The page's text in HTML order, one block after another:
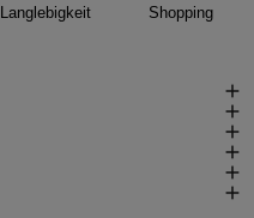
Langlebigkeit
Shopping